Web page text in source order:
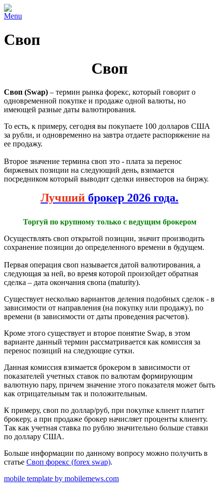
Menu
Своп
Своп
Своп (Swap) – термин рынка форекс, который говорит о
одновременной покупке и продаже одной валюты, но
имеющей разные даты валютирования.
То есть, к примеру, сегодня вы покупаете 100 долларов США
за рубли, и одновременно на завтра отдаете распоряжение на
ее продажу.
Второе значение термина своп это - плата за перенос
биржевых позиции на следующий день, взимается
посредником который выводит сделки инвесторов на биржу.
Лучший брокер 2026 года.
Торгуй по крупному только с ведущим брокером
Осуществлять своп открытой позиции, значит производить
сохранение позиции до определенного времени в будущем.
Первая операция своп называется датой валютирования, а
следующая за ней, во время которой произойдет обратная
сделка – дата окончания свопа (maturity).
Существует несколько вариантов деления подобных сделок - в
зависимости от направления (на покупку или продажу), по
времени (в зависимости от даты проведения расчетов).
Кроме этого существует и второе понятие Swap, в этом
варианте данный термин рассматривается как комиссия за
перенос позиций на следующие сутки.
Данная комиссия взимается брокером в зависимости от
показателей учетных ставок по валютам формирующим
валютную пару, причем значение этого показателя может быть
как отрицательным так и положительным.
К примеру, своп по доллар/руб, при покупке клиент платит
брокеру, а при продаже брокер начисляет проценты клиенту.
Так как учетная ставка по рублю значительно больше ставки
по доллару США.
Больше информации по данному вопросу можно получить в
статье Своп форекс (forex swap).
mobile template by mobilemews.com